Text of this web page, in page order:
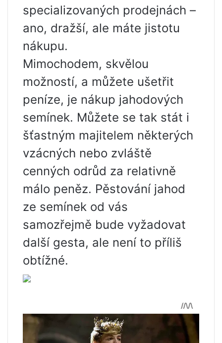
specializovaných prodejnách –
ano, dražší, ale máte jistotu
nákupu.
Mimochodem, skvělou
možností, a můžete ušetřit
peníze, je nákup jahodových
semínek. Můžete se tak stát i
šťastným majitelem některých
vzácných nebo zvláště
cenných odrůd za relativně
málo peněz. Pěstování jahod
ze semínek od vás
samozřejmě bude vyžadovat
další gesta, ale není to příliš
obtížné.